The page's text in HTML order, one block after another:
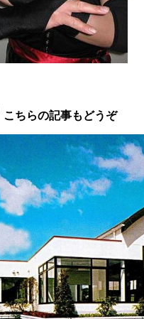
こちらの記事もどうぞ